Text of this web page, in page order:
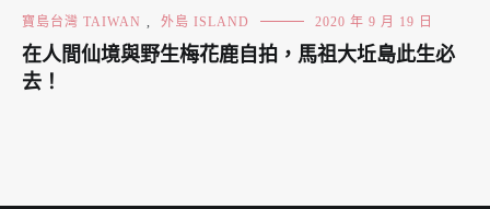
寶島台灣 TAIWAN , 外島 ISLAND 2020 年 9 月 19 日
在人間仙境與野生梅花鹿自拍，馬祖大坵島此生必
去！